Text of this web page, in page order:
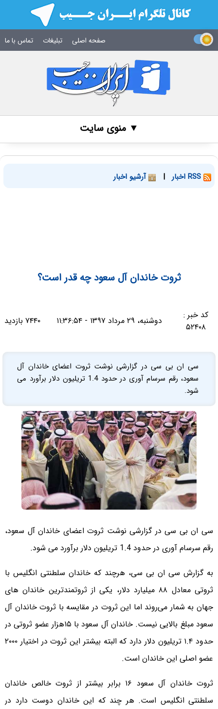
صفحه اصلی تبلیغات تماس با ما
▼ منوی سایت
| آرشیو اخبار
ثروت خاندان آل سعود چه قدر است؟
کد خبر :
۵۲۴۰۸
دوشنبه، ۲۹ مرداد ۱۳۹۷ - ۱۱:۳۶:۵۴ ۷۴۴۰ بازدید
سی ان بی سی در گزارشی نوشت ثروت اعضای خاندان آل
سعود، رقم سرسام آوری در حدود 1.4 تریلیون دلار برآورد می
شود.
سی ان بی سی در گزارشی نوشت ثروت اعضای خاندان آل سعود،
رقم سرسام آوری در حدود 1.4 تریلیون دلار برآورد می شود.
به گزارش سی ان بی سی، هرچند که خاندان سلطنتی انگلیس با
ثروتی معادل ۸۸ میلیارد دلار، یکی از ثروتمندترین خاندان های
جهان به شمار می‌روند اما این ثروت در مقایسه با ثروت خاندان آل
سعود مبلغ بالایی نیست. خاندان آل سعود با ۱۵هزار عضو ثروتی در
حدود ۱.۴ تریلیون دلار دارد که البته بیشتر این ثروت در اختیار ۲۰۰۰
عضو اصلی این خاندان است.
ثروت خاندان آل سعود ۱۶ برابر بیشتر از ثروت خالص خاندان
سلطنتی انگلیس است. هر چند که این خاندان دوست دارد در